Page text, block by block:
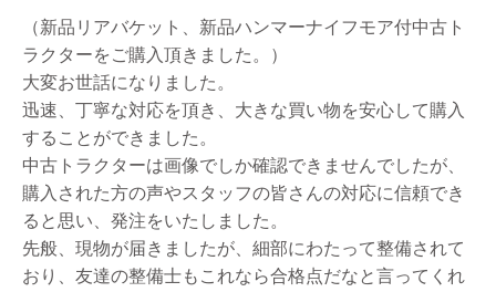
（新品リアバケット、新品ハンマーナイフモア付中古ト
ラクターをご購入頂きました。）
大変お世話になりました。
迅速、丁寧な対応を頂き、大きな買い物を安心して購入
することができました。
中古トラクターは画像でしか確認できませんでしたが、
購入された方の声やスタッフの皆さんの対応に信頼でき
ると思い、発注をいたしました。
先般、現物が届きましたが、細部にわたって整備されて
おり、友達の整備士もこれなら合格点だなと言ってくれ